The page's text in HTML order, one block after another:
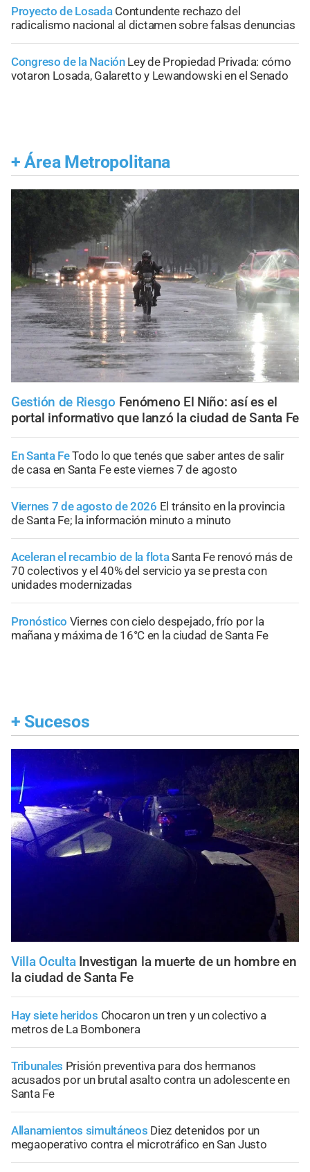
Proyecto de Losada Contundente rechazo del
radicalismo nacional al dictamen sobre falsas denuncias
Congreso de la Nación Ley de Propiedad Privada: cómo
votaron Losada, Galaretto y Lewandowski en el Senado
+ Área Metropolitana
Gestión de Riesgo Fenómeno El Niño: así es el
portal informativo que lanzó la ciudad de Santa Fe
En Santa FeTodo lo que tenés que saber antes de salir
de casa en Santa Fe este viernes 7 de agosto
Viernes 7 de agosto de 2026 El tránsito en la provincia
de Santa Fe; la información minuto a minuto
Aceleran el recambio de la flotaSanta Fe renovó más de
70 colectivos y el 40% del servicio ya se presta con
unidades modernizadas
Pronóstico Viernes con cielo despejado, frío por la
mañana y máxima de 16°C en la ciudad de Santa Fe
+ Sucesos
Villa Oculta Investigan la muerte de un hombre en
la ciudad de Santa Fe
Hay siete heridos Chocaron un tren y un colectivo a
metros de La Bombonera
Tribunales Prisión preventiva para dos hermanos
acusados por un brutal asalto contra un adolescente en
Santa Fe
Allanamientos simultáneos Diez detenidos por un
megaoperativo contra el microtráfico en San Justo